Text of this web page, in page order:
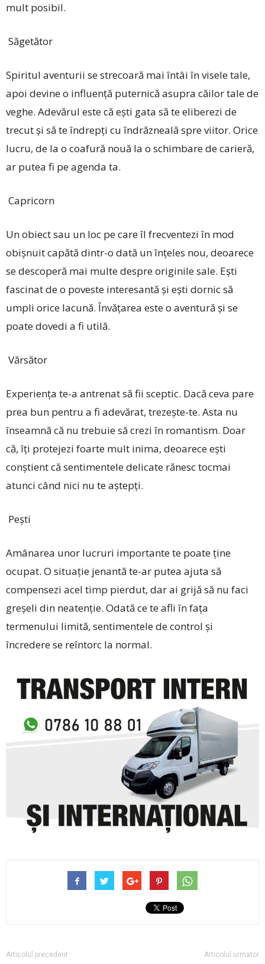
mult posibil.
Săgetător
Spiritul aventurii se strecoară mai întâi în visele tale,
apoi devine o influență puternică asupra căilor tale de
veghe. Adevărul este că ești gata să te eliberezi de
trecut și să te îndrepți cu îndrăzneală spre viitor. Orice
lucru, de la o coafură nouă la o schimbare de carieră,
ar putea fi pe agenda ta.
Capricorn
Un obiect sau un loc pe care îl frecventezi în mod
obișnuit capătă dintr-o dată un înțeles nou, deoarece
se descoperă mai multe despre originile sale. Ești
fascinat de o poveste interesantă și ești dornic să
umpli orice lacună. Învă­țarea este o aventură și se
poate dovedi a fi utilă.
Vărsător
Experiența te-a antrenat să fii sceptic. Dacă ceva pare
prea bun pentru a fi adevărat, trezește-te. Asta nu
înseamnă că nu trebuie să crezi în romantism. Doar
că, îți protejezi foarte mult inima, deoarece ești
conștient că sentimentele delicate rănesc tocmai
atunci când nici nu te aștepți.
Pești
Amânarea unor lucruri importante te poate ține
ocupat. O situație jenantă te-ar putea ajuta să
compensezi acel timp pierdut, dar ai grijă să nu faci
greșeli din neatenție. Odată ce te afli în fața
termenului limită, sentimentele de control și
încredere se reîntorc la normal.
Articolul precedent Articolul următor